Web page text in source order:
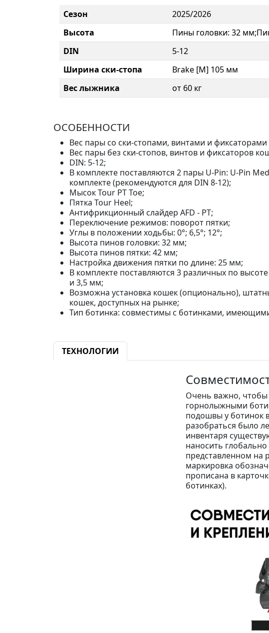
Сезон
2025/2026
Высота
Пины головки: 32
DIN
5-12
Ширина ски-стопа
Brake [M] 105 мм
Вес лыжника
от 60 кг
ОСОБЕННОСТИ
Вес пары со ски-стопами, винтами и фиксаторами
Вес пары без ски-стопов, винтов и фиксаторов
DIN: 5-12;
В комплекте поставляются 2 пары U-Pin: U-Pin
комплекте (рекомендуются для DIN 8-12);
Мысок Tour PT Toe;
Пятка Tour Heel;
Антифрикционный слайдер AFD - PT;
Переключение режимов: поворот пятки;
Углы в положении ходьбы: 0°; 6,5°; 12°;
Высота пинов головки: 32 мм;
Высота пинов пятки: 42 мм;
Настройка движения пятки по длине: 25 мм;
В комплекте поставляются 3 различных по
и 3,5 мм;
Возможна установка кошек (опционально),
кошек, доступных на рынке;
Тип ботинка: совместимы с ботинками,
ТЕХНОЛОГИИ
Очень важно,
горнолыжными
подошвы у ботинок
разобраться было
инвентаря
наносить
представленном на
маркировка
прописана в
ботинках).